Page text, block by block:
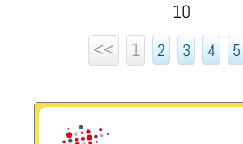
10
<<
1 2 3 4 5